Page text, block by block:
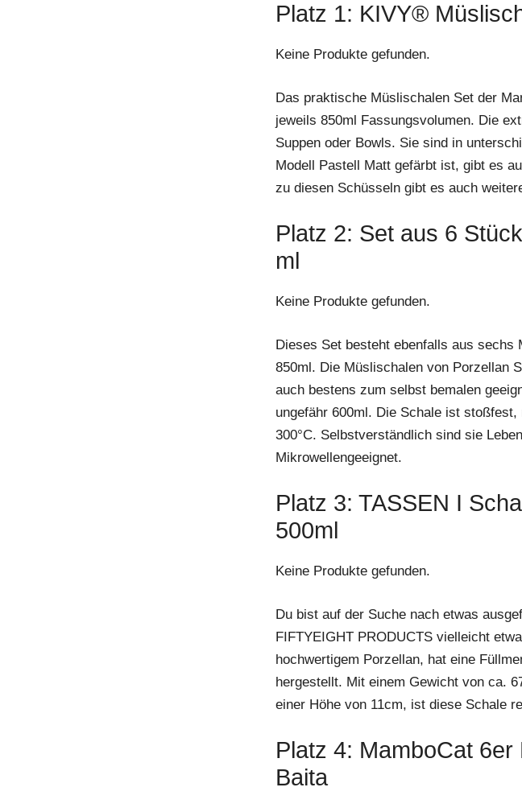
Platz 1: KIVY®
Keine Produkte gefunden.
Das praktische Müslischalen Set der
jeweils 850ml Fassungsvolumen. Die
Suppen oder Bowls. Sie sind in
Modell Pastell Matt gefärbt ist, gibt es
zu diesen Schüsseln gibt es auch
Platz 2: Set aus 6
ml
Keine Produkte gefunden.
Dieses Set besteht ebenfalls aus
850ml. Die Müslischalen von Porzellan
auch bestens zum selbst bemalen
ungefähr 600ml. Die Schale ist
300°C. Selbstverständlich sind sie
Mikrowellengeeignet.
Platz 3: TASSEN I
500ml
Keine Produkte gefunden.
Du bist auf der Suche nach etwas
FIFTYEIGHT PRODUCTS vielleicht
hochwertigem Porzellan, hat eine
hergestellt. Mit einem Gewicht von ca.
einer Höhe von 11cm, ist diese Schale
Platz 4: MamboCat
Baita